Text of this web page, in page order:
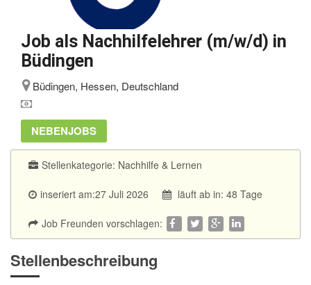
Job als Nachhilfelehrer (m/w/d) in
Büdingen
Büdingen, Hessen, Deutschland
NEBENJOBS
Stellenkategorie: Nachhilfe & Lernen
inseriert am:27 Juli 2026 läuft ab in: 48 Tage
Job Freunden vorschlagen:
Stellenbeschreibung